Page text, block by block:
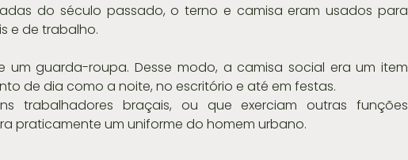
do século passado, o terno e camisa eram usados para
e de trabalho.
um guarda-roupa. Desse modo, a camisa social era um item
de dia como a noite, no escritório e até em festas.
trabalhadores braçais, ou que exerciam outras funções
praticamente um uniforme do homem urbano.